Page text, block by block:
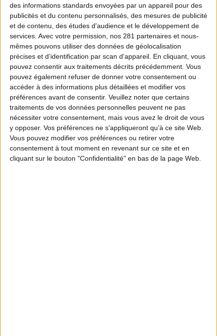
des informations standards envoyées par un appareil pour des
publicités et du contenu personnalisés, des mesures de publicité
et de contenu, des études d'audience et le développement de
services. Avec votre permission, nos 281 partenaires et nous-
mêmes pouvons utiliser des données de géolocalisation
précises et d’identification par scan d'appareil. En cliquant, vous
pouvez consentir aux traitements décrits précédemment. Vous
pouvez également refuser de donner votre consentement ou
accéder à des informations plus détaillées et modifier vos
préférences avant de consentir. Veuillez noter que certains
traitements de vos données personnelles peuvent ne pas
nécessiter votre consentement, mais vous avez le droit de vous
y opposer. Vos préférences ne s'appliqueront qu’à ce site Web.
Vous pouvez modifier vos préférences ou retirer votre
consentement à tout moment en revenant sur ce site et en
cliquant sur le bouton "Confidentialité" en bas de la page Web.